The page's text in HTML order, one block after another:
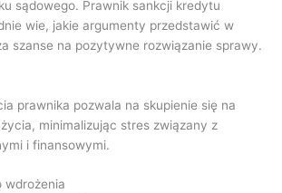
sądowego. Prawnik sankcji kredytu
wie, jakie argumenty przedstawić w
szanse na pozytywne rozwiązanie sprawy.
prawnika pozwala na skupienie się na
minimalizując stres związany z
i finansowymi.
wdrożenia